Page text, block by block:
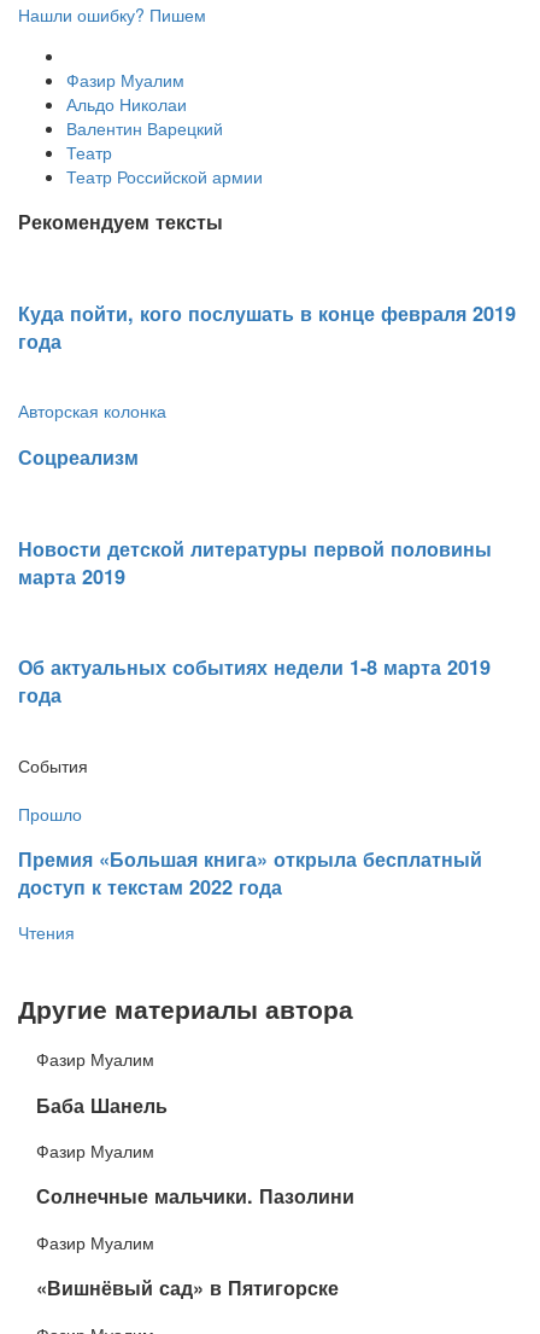
Нашли ошибку? Пишем
Фазир Муалим
Альдо Николаи
Валентин Варецкий
Театр
Театр Российской армии
Рекомендуем тексты
Куда пойти, кого послушать в конце февраля 2019
года
Авторская колонка
​Соцреализм
​Новости детской литературы первой половины
марта 2019
​Об актуальных событиях недели 1-8 марта 2019
года
События
Прошло
​Премия «Большая книга» открыла бесплатный
доступ к текстам 2022 года
Чтения
Другие материалы автора
Фазир Муалим
​Баба Шанель
Фазир Муалим
​Солнечные мальчики. Пазолини
Фазир Муалим
​«Вишнёвый сад» в Пятигорске